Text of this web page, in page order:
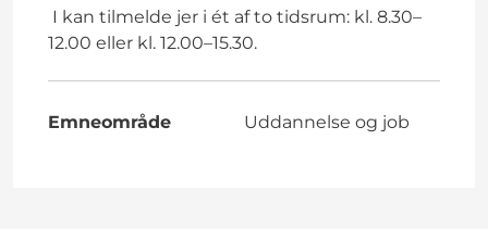
I kan tilmelde jer i ét af to tidsrum: kl. 8.30–
12.00 eller kl. 12.00–15.30.
Emneområde Uddannelse og job